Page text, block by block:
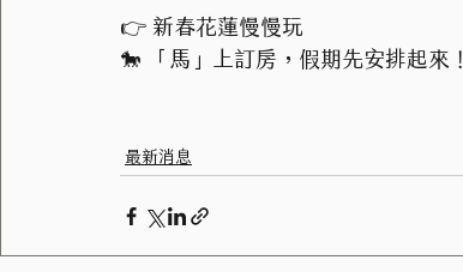
👉 新春花蓮慢慢玩
🐎 「馬」上訂房，假期先安排起來！
最新消息